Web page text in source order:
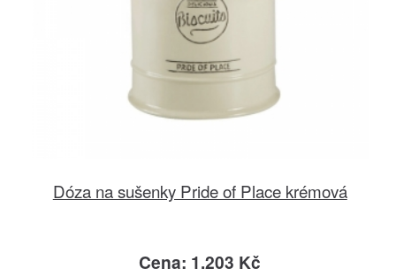
Dóza na sušenky Pride of Place krémová
Cena: 1.203 Kč